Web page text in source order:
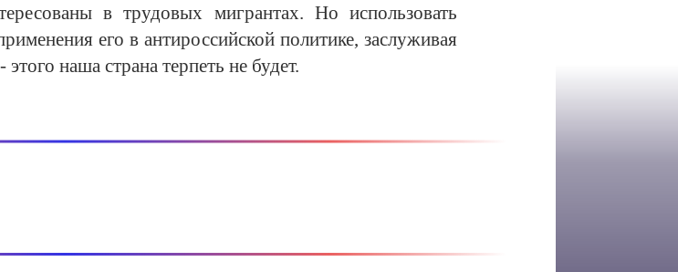
в трудовых мигрантах. Но использовать
его в антироссийской политике, заслуживая
наша страна терпеть не будет.